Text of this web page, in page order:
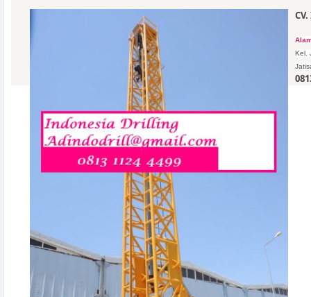
Kel.